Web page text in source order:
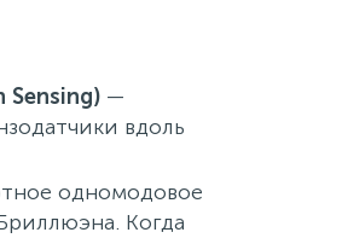
Sensing) —
вдоль
одномодовое
Когда